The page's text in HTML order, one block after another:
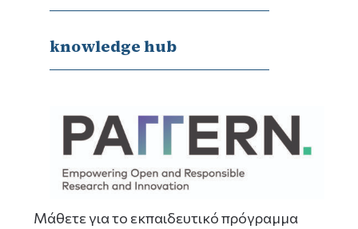
knowledge hub
Μάθετε για το εκπαιδευτικό πρόγραμμα